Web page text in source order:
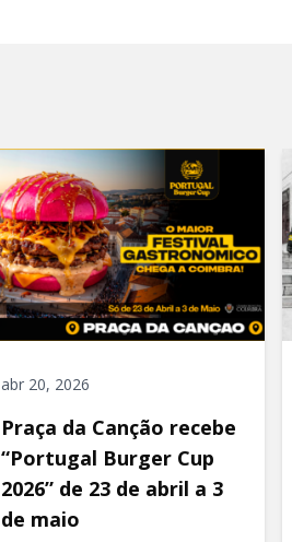
abr 20, 2026
Praça da Canção recebe
“Portugal Burger Cup
2026” de 23 de abril a 3
de maio